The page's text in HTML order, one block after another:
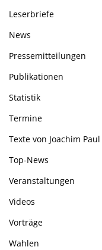
Leserbriefe
News
Pressemitteilungen
Publikationen
Statistik
Termine
Texte von Joachim Paul
Top-News
Veranstaltungen
Videos
Vorträge
Wahlen